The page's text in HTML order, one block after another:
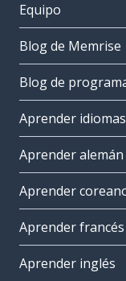
Equipo
Blog de Memrise
Blog de
Aprender idiomas
Aprender alemán
Aprender
Aprender francés
Aprender inglés